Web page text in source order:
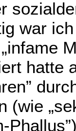
war
hatte
(wie